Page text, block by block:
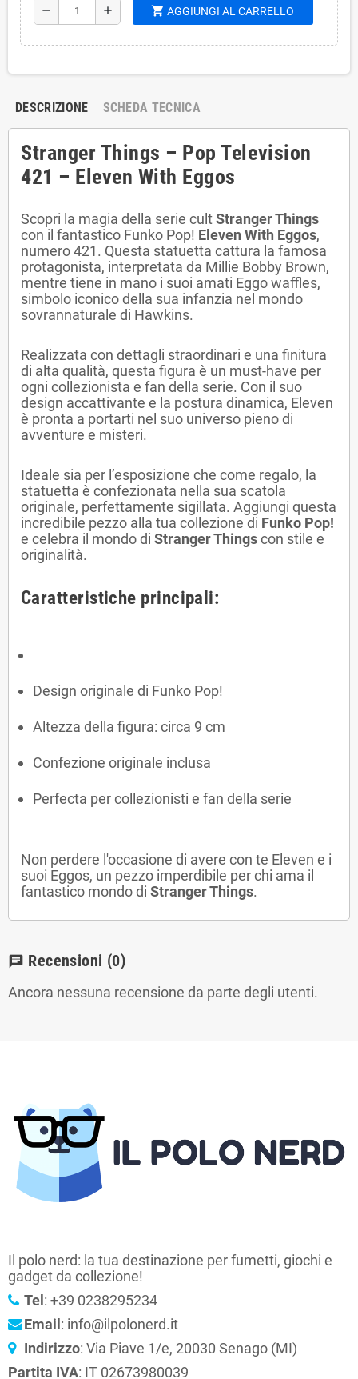
remove add shopping_cart AGGIUNGI AL CARRELLO
DESCRIZIONE SCHEDA TECNICA
Stranger Things – Pop Television
421 – Eleven With Eggos
Scopri la magia della serie cultStranger Things
con il fantastico Funko Pop! Eleven With Eggos,
numero 421. Questa statuetta cattura la famosa
protagonista, interpretata da Millie Bobby Brown,
mentre tiene in mano i suoi amati Eggo waffles,
simbolo iconico della sua infanzia nel mondo
sovrannaturale di Hawkins.
Realizzata con dettagli straordinari e una finitura
di alta qualità, questa figura è un must-have per
ogni collezionista e fan della serie. Con il suo
design accattivante e la postura dinamica, Eleven
è pronta a portarti nel suo universo pieno di
avventure e misteri.
Ideale sia per l’esposizione che come regalo, la
statuetta è confezionata nella sua scatola
originale, perfettamente sigillata. Aggiungi questa
incredibile pezzo alla tua collezione di Funko Pop!
e celebra il mondo di Stranger Thingscon stile e
originalità.
Caratteristiche principali:
Design originale di Funko Pop!
Altezza della figura: circa 9 cm
Confezione originale inclusa
Perfecta per collezionisti e fan della serie
Non perdere l'occasione di avere con te Eleven e i
suoi Eggos, un pezzo imperdibile per chi ama il
fantastico mondo di Stranger Things.
chat Recensioni (0)
Ancora nessuna recensione da parte degli utenti.
Il polo nerd: la tua destinazione per fumetti, giochi e
gadget da collezione!
Tel: +39 0238295234
Email: info@ilpolonerd.it
Indirizzo: Via Piave 1/e, 20030 Senago (MI)
Partita IVA: IT 02673980039